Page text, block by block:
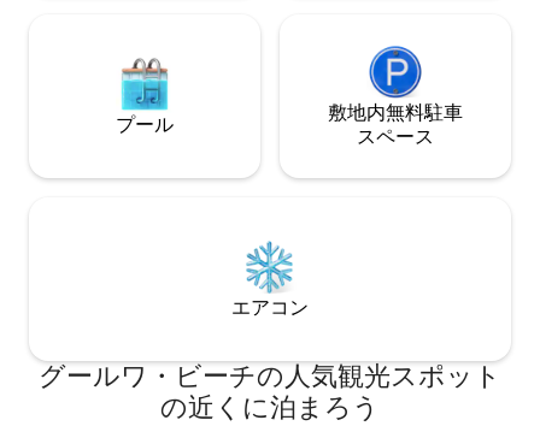
プール
敷地内無料駐⁠車
ス⁠ペ⁠ー⁠ス
エアコン
グールワ・ビーチの人気観光スポット
の近くに泊まろう